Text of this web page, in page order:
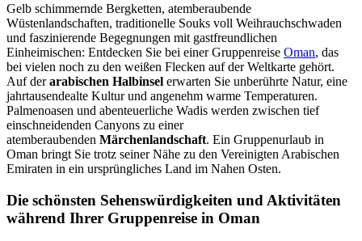
Gelb schimmernde Bergketten, atemberaubende
Wüstenlandschaften, traditionelle Souks voll Weihrauchschwaden
und faszinierende Begegnungen mit gastfreundlichen
Einheimischen: Entdecken Sie bei einer Gruppenreise Oman, das
bei vielen noch zu den weißen Flecken auf der Weltkarte gehört.
Auf der arabischen Halbinsel erwarten Sie unberührte Natur, eine
jahrtausendealte Kultur und angenehm warme Temperaturen.
Palmenoasen und abenteuerliche Wadis werden zwischen tief
einschneidenden Canyons zu einer
atemberaubenden Märchenlandschaft. Ein Gruppenurlaub in
Oman bringt Sie trotz seiner Nähe zu den Vereinigten Arabischen
Emiraten in ein ursprüngliches Land im Nahen Osten.
Die schönsten Sehenswürdigkeiten und Aktivitäten
während Ihrer Gruppenreise in Oman